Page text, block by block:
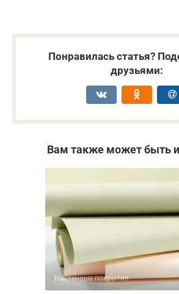
Понравилась статья?
друзьями:
Вам также может быть
Настенные покрытия